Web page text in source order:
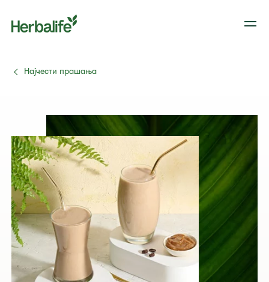
Најчести прашања